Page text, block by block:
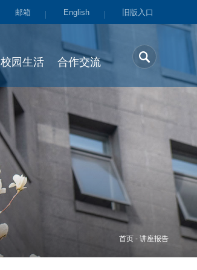
邮箱 English 旧版入口
校园生活 合作交流
首页 - 讲座报告